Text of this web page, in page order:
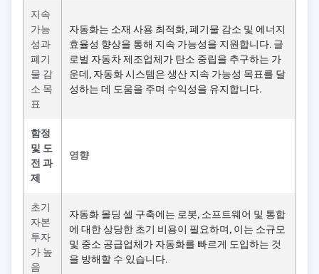
지속
가능
성과
폐기
물 감
소 목
표
자동화는 소재 사용 최적화, 폐기물 감소 및 에너지
효율성 향상을 통해 지속 가능성을 지원합니다. 글
로벌 자동차 제조업체가 탄소 중립을 추구하는 가
운데, 자동화 시스템은 생산 지속 가능성 목표를 달
성하는 데 도움을 주며 수익성을 유지합니다.
함정
및 도
전 과
제
영향
초기
자본
투자
가 높
음
자동화 몰딩 셀 구축에는 로봇, 소프트웨어 및 통합
에 대한 상당한 초기 비용이 필요하며, 이는 소규모
및 중소 공급업체가 자동화를 빠르게 도입하는 것
을 방해할 수 있습니다.